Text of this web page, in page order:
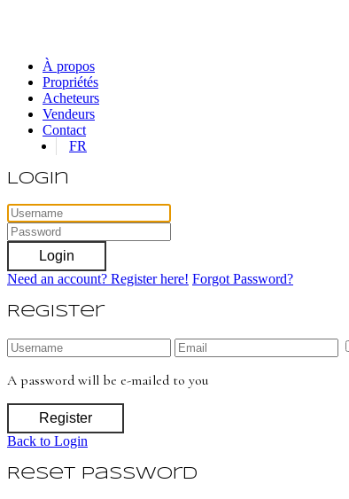
À propos
Propriétés
Acheteurs
Vendeurs
Contact
FR
Login
Login
Need an account? Register here! Forgot Password?
Register
A password will be e-mailed to you
Register
Back to Login
Reset Password